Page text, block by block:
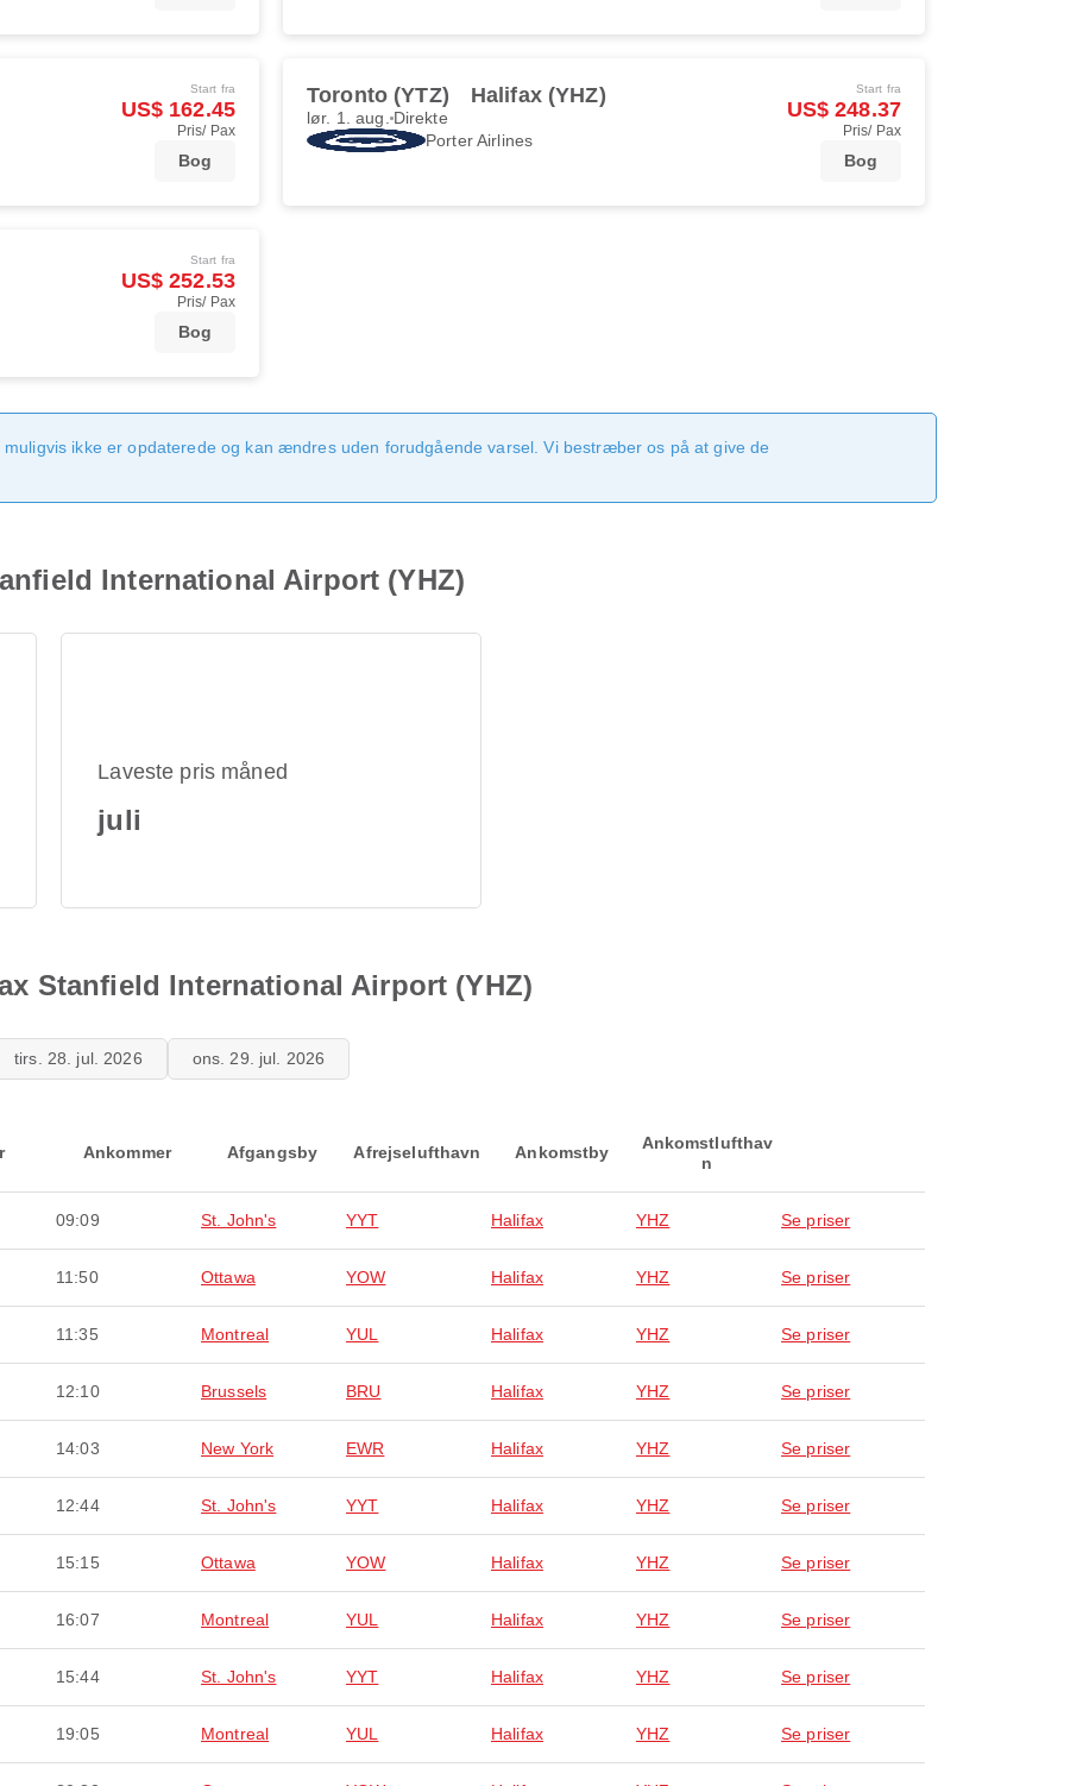
Start fra
US$ 162.45
Pris/ Pax
Bog
Toronto (YTZ) Halifax (YHZ)
lør. 1. aug. Direkte
Porter Airlines
Start fra
US$ 248.37
Pris/ Pax
Bog
Start fra
US$ 252.53
Pris/ Pax
Bog
ikke er opdaterede og kan ændres uden forudgående varsel. Vi bestræber os på at give de
International Airport (YHZ)
Laveste pris måned
juli
Stanfield International Airport (YHZ)
tirs. 28. jul. 2026 ons. 29. jul. 2026
Ankommer Afgangsby Afrejselufthavn Ankomstby
Ankomstlufthav
n
09:09 St. John's YYT Halifax YHZ Se priser
11:50 Ottawa YOW Halifax YHZ Se priser
11:35 Montreal YUL Halifax YHZ Se priser
12:10 Brussels BRU Halifax YHZ Se priser
14:03 New York EWR Halifax YHZ Se priser
12:44 St. John's YYT Halifax YHZ Se priser
15:15 Ottawa YOW Halifax YHZ Se priser
16:07 Montreal YUL Halifax YHZ Se priser
15:44 St. John's YYT Halifax YHZ Se priser
19:05 Montreal YUL Halifax YHZ Se priser